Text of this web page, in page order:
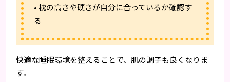
• 枕の高さや硬さが自分に合っているか確認す
る
快適な睡眠環境を整えることで、肌の調子も良くなりま
す。